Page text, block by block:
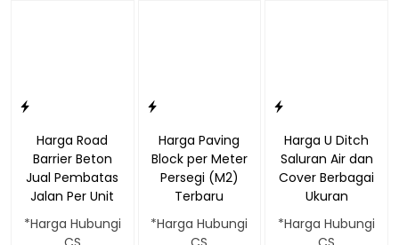
Harga Road
Barrier Beton
Jual Pembatas
Jalan Per Unit
*Harga Hubungi
Harga Paving
Block per Meter
Persegi (M2)
Terbaru
*Harga Hubungi
Harga U Ditch
Saluran Air dan
Cover Berbagai
Ukuran
*Harga Hubungi